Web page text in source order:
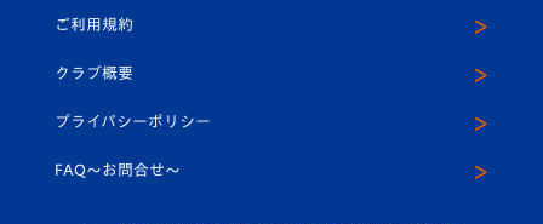
平和祈念活動
スクール
ヴィヴィくんインスタグラム
公式LINE＠
ご利用規約
クラブ概要
プライバシーポリシー
FAQ〜お問合せ〜